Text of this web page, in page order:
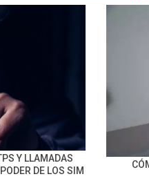
Y LLAMADAS
DE LOS SIM